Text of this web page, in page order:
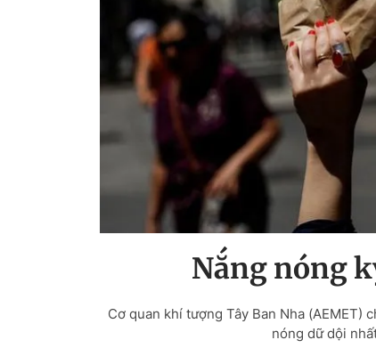
Nắng nóng
Cơ quan khí tượng Tây Ban Nha (AEMET)
nóng dữ dội